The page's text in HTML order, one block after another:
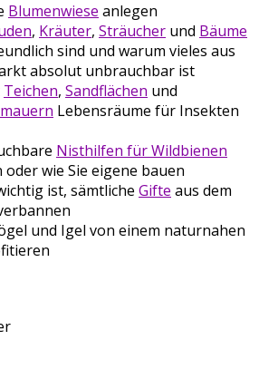
Blumenwiese anlegen
, Kräuter, Sträucher und Bäume
sind und warum vieles aus
absolut unbrauchbar ist
Teichen, Sandflächen und
Lebensräume für Insekten
Nisthilfen für Wildbienen
oder wie Sie eigene bauen
ist, sämtliche Gifte aus dem
und Igel von einem naturnahen